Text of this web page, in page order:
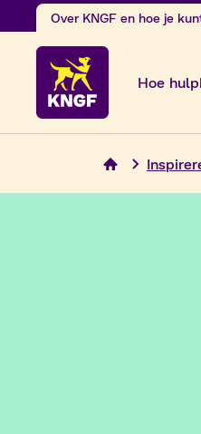
inhoud
Over KNGF en hoe je
Hoe